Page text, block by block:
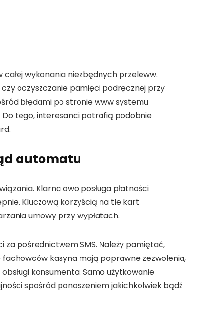
wykonania niezbędnych przeleww.
oczyszczanie pamięci podręcznej przy
błędami po stronie www systemu
Do tego, interesanci potrafią podobnie
automatu
Klarna owo posługa płatności
Kluczową korzyścią na tle kart
umowy przy wypłatach.
pośrednictwem SMS. Należy pamiętać,
kasyna mają poprawne zezwolenia,
konsumenta. Samo użytkowanie
spośród ponoszeniem jakichkolwiek bądź